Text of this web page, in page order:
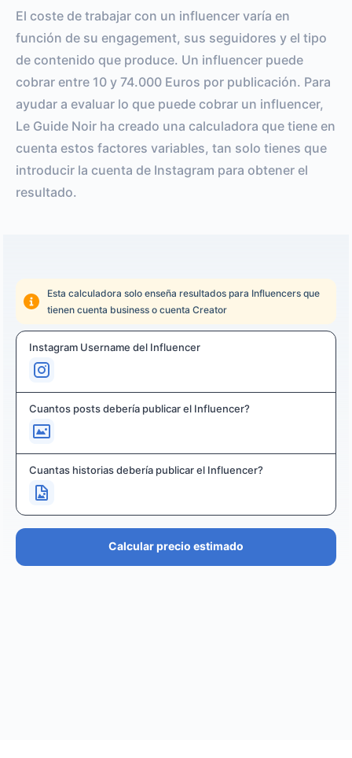
El coste de trabajar con un influencer varía en
función de su engagement, sus seguidores y el tipo
de contenido que produce. Un influencer puede
cobrar entre 10 y 74.000 Euros por publicación. Para
ayudar a evaluar lo que puede cobrar un influencer,
Le Guide Noir ha creado una calculadora que tiene en
cuenta estos factores variables, tan solo tienes que
introducir la cuenta de Instagram para obtener el
resultado.
Esta calculadora solo enseña resultados para Influencers que
tienen cuenta business o cuenta Creator
Instagram Username del Influencer
Cuantos posts debería publicar el Influencer?
Cuantas historias debería publicar el Influencer?
Calcular precio estimado